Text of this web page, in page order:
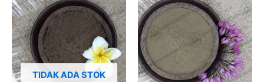
TIDAK ADA STOK